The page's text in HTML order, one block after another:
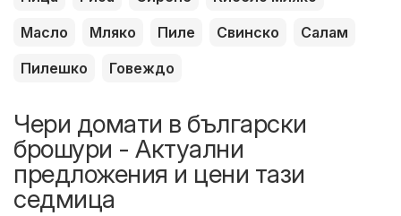
Масло
Мляко Пиле Свинско
Салам
Пилешко
Говеждо
Чери домати в български
брошури - Актуални
предложения и цени тази
седмица